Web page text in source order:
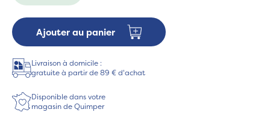
Ajouter au panier
Livraison à domicile :
gratuite à partir de 89 € d'achat
Disponible dans votre
magasin de Quimper